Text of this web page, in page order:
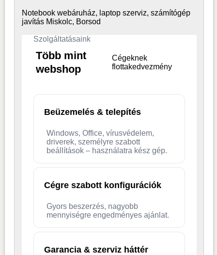
Notebook webáruház, laptop szerviz, számítógép
javítás Miskolc, Borsod
Szolgáltatásaink
Több mint
webshop
Cégeknek
flottakedvezmény
Beüzemelés & telepítés
Windows, Office, vírusvédelem,
driverek, személyre szabott
beállítások – használatra kész gép.
Cégre szabott konfigurációk
Gyors beszerzés, nagyobb
mennyiségre engedményes ajánlat.
Garancia & szerviz háttér